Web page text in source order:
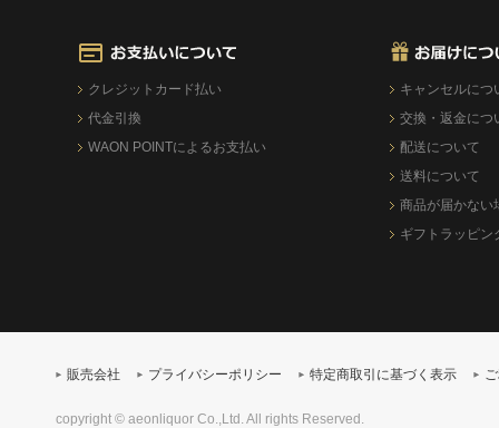
クレジットカード払い
代金引換
WAON POINTによるお支払い
キャンセルにつ
交換・返金につ
配送について
送料について
商品が届かない
ギフトラッピン
販売会社 プライバシーポリシー 特定商取引に基づく表示
copyright © aeonliquor Co.,Ltd. All rights Reserved.